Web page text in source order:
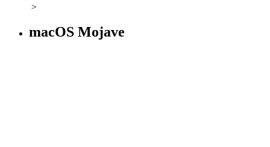
>
macOS Mojave